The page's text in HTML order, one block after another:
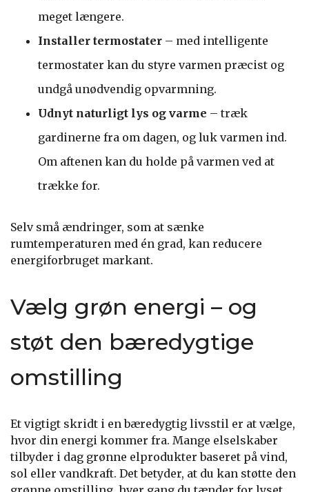
meget længere.
Installer termostater – med intelligente
termostater kan du styre varmen præcist og
undgå unødvendig opvarmning.
Udnyt naturligt lys og varme – træk
gardinerne fra om dagen, og luk varmen ind.
Om aftenen kan du holde på varmen ved at
trække for.
Selv små ændringer, som at sænke
rumtemperaturen med én grad, kan reducere
energiforbruget markant.
Vælg grøn energi – og
støt den bæredygtige
omstilling
Et vigtigt skridt i en bæredygtig livsstil er at vælge,
hvor din energi kommer fra. Mange elselskaber
tilbyder i dag grønne elprodukter baseret på vind,
sol eller vandkraft. Det betyder, at du kan støtte den